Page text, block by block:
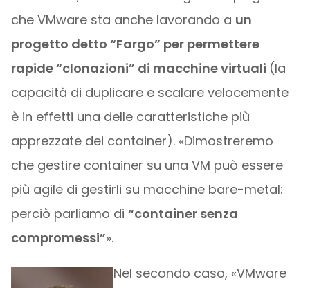
che VMware sta anche lavorando a un
progetto detto “Fargo” per permettere
rapide “clonazioni” di macchine virtuali (la
capacità di duplicare e scalare velocemente
è in effetti una delle caratteristiche più
apprezzate dei container). «Dimostreremo
che gestire container su una VM può essere
più agile di gestirli su macchine bare-metal:
perciò parliamo di “container senza
compromessi”».
Nel secondo caso, «VMware